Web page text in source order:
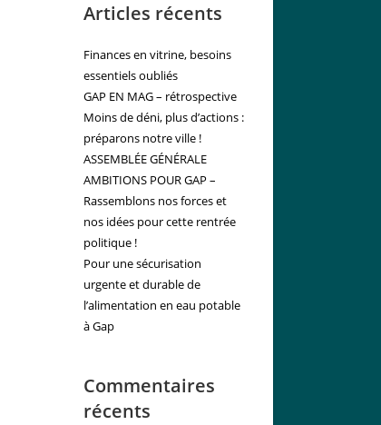
Articles récents
Finances en vitrine, besoins
essentiels oubliés
GAP EN MAG – rétrospective
Moins de déni, plus d’actions :
préparons notre ville !
ASSEMBLÉE GÉNÉRALE
AMBITIONS POUR GAP –
Rassemblons nos forces et
nos idées pour cette rentrée
politique !
Pour une sécurisation
urgente et durable de
l’alimentation en eau potable
à Gap
Commentaires
récents